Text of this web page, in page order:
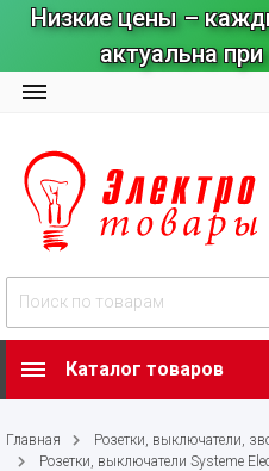
Низкие цены –
актуальна
Каталог товаров
Главная
Розетки, выключатели,
Розетки, выключатели Systeme